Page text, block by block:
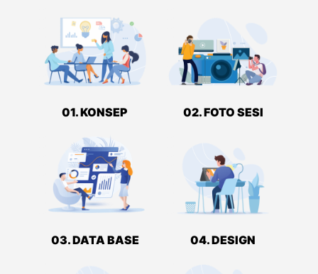
01. KONSEP 02. FOTO SESI
03. DATA BASE 04. DESIGN